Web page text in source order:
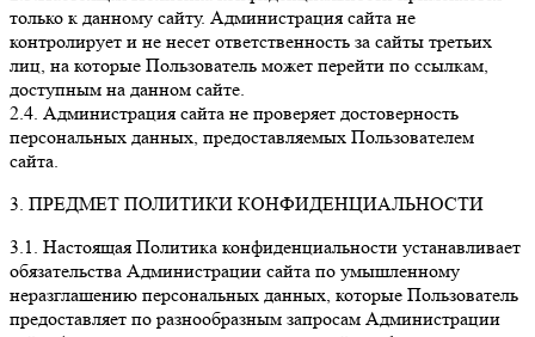
только к данному сайту. Администрация сайта не
контролирует и не несет ответственность за сайты третьих
лиц, на которые Пользователь может перейти по ссылкам,
доступным на данном сайте.
2.4. Администрация сайта не проверяет достоверность
персональных данных, предоставляемых Пользователем
сайта.
3. ПРЕДМЕТ ПОЛИТИКИ КОНФИДЕНЦИАЛЬНОСТИ
3.1. Настоящая Политика конфиденциальности устанавливает
обязательства Администрации сайта по умышленному
неразглашению персональных данных, которые Пользователь
предоставляет по разнообразным запросам Администрации